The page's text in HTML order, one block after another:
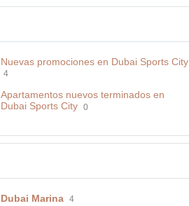
Nuevas promociones en Dubai Sports City
4
Apartamentos nuevos terminados en
Dubai Sports City
0
Dubai Marina 4